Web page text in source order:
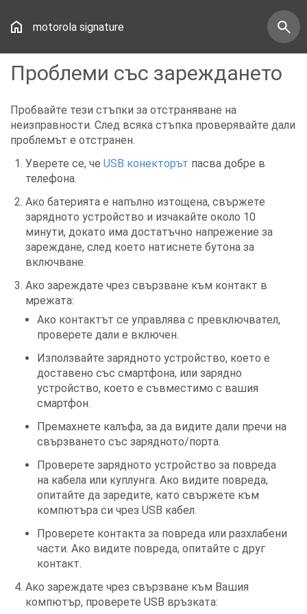
motorola signature
Проблеми със зареждането
Пробвайте тези стъпки за отстраняване на
неизправности. След всяка стъпка проверявайте дали
проблемът е отстранен.
Уверете се, че USB конекторът пасва добре в
телефона.
Ако батерията е напълно изтощена, свържете
зарядното устройство и изчакайте около 10
минути, докато има достатъчно напрежение за
зареждане, след което натиснете бутона за
включване.
Ако зареждате чрез свързване към контакт в
мрежата:
Ако контактът се управлява с превключвател,
проверете дали е включен.
Използвайте зарядното устройство, което е
доставено със смартфона, или зарядно
устройство, което е съвместимо с вашия
смартфон.
Премахнете калъфа, за да видите дали пречи на
свързването със зарядното/порта.
Проверете зарядното устройство за повреда
на кабела или куплунга. Ако видите повреда,
опитайте да заредите, като свържете към
компютъра си чрез USB кабел.
Проверете контакта за повреда или разхлабени
части. Ако видите повреда, опитайте с друг
контакт.
Ако зареждате чрез свързване към Вашия
компютър, проверете USB връзката: